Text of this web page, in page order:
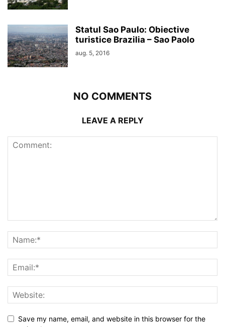
Statul Sao Paulo: Obiective
turistice Brazilia – Sao Paolo
aug. 5, 2016
NO COMMENTS
LEAVE A REPLY
Save my name, email, and website in this browser for the